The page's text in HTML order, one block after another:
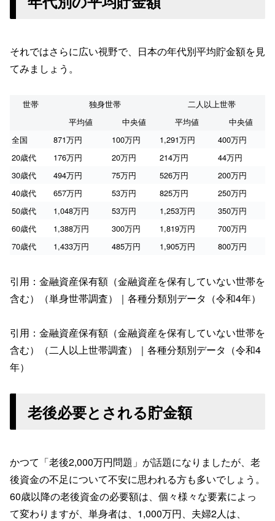
それではさらに広い視野で、日本の年代別平均貯金額を見
てみましょう。
世帯 独身世帯
二人以上世帯
平均値
中央値 平均値
中央値
全国
871万円 100万円 1,291万円
400万円
20歳代
176万円 20万円 214万円
44万円
30歳代
494万円 75万円 526万円
200万円
40歳代
657万円 53万円 825万円
250万円
50歳代
1,048万円 53万円 1,253万円
350万円
60歳代
1,388万円 300万円 1,819万円
700万円
70歳代
1,433万円 485万円 1,905万円 800万円
引用：金融資産保有額（金融資産を保有していない世帯を
含む）（単身世帯調査）｜各種分類別データ（令和4年）
引用：金融資産保有額（金融資産を保有していない世帯を
含む）（二人以上世帯調査）｜各種分類別データ（令和4
年）
老後必要とされる貯金額
かつて「老後2,000万円問題」が話題になりましたが、老
後資金の不足について不安に思われる方も多いでしょう。
60歳以降の老後資金の必要額は、個々様々な要素によっ
て変わりますが、単身者は、1,000万円、夫婦2人は、